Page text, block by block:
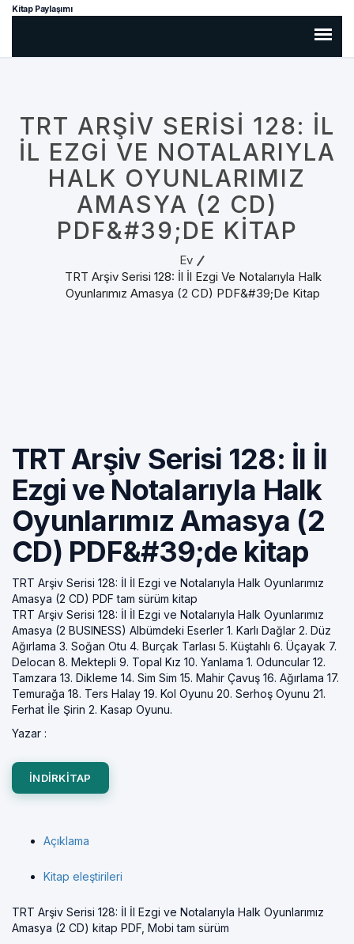
Kitap Paylaşımı
TRT ARŞIV SERISI 128: İL
İL EZGI VE NOTALARIYLA
HALK OYUNLARIMIZ
AMASYA (2 CD)
PDF&#39;DE KITAP
Ev
TRT Arşiv Serisi 128: İl İl Ezgi Ve Notalarıyla Halk
Oyunlarımız Amasya (2 CD) PDF&#39;de Kitap
TRT Arşiv Serisi 128: İl İl
Ezgi ve Notalarıyla Halk
Oyunlarımız Amasya (2
CD) PDF&#39;de kitap
TRT Arşiv Serisi 128: İl İl Ezgi ve Notalarıyla Halk Oyunlarımız
Amasya (2 CD) PDF tam sürüm kitap
TRT Arşiv Serisi 128: İl İl Ezgi ve Notalarıyla Halk Oyunlarımız
Amasya (2 BUSINESS) Albümdeki Eserler 1. Karlı Dağlar 2. Düz
Ağırlama 3. Soğan Otu 4. Burçak Tarlası 5. Küştahlı 6. Üçayak 7.
Delocan 8. Mektepli 9. Topal Kız 10. Yanlama 1. Oduncular 12.
Tamzara 13. Dikleme 14. Sim Sim 15. Mahir Çavuş 16. Ağırlama 17.
Temurağa 18. Ters Halay 19. Kol Oyunu 20. Serhoş Oyunu 21.
Ferhat İle Şirin 2. Kasap Oyunu.
Yazar :
INDIRKITAP
Açıklama
Kitap eleştirileri
TRT Arşiv Serisi 128: İl İl Ezgi ve Notalarıyla Halk Oyunlarımız
Amasya (2 CD) kitap PDF, Mobi tam sürüm